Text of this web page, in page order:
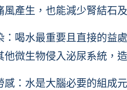
風產生，也能減少腎結石
：喝水最重要且直接的益
他微生物侵入泌尿系統，
感：水是大腦必要的組成